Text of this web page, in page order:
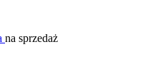
na sprzedaż